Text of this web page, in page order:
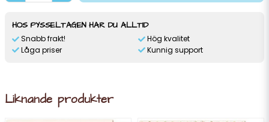
HOS PYSSELTAGEN HAR DU ALLTID
Snabb frakt!
Låga priser
Hög kvalitet
Kunnig support
Liknande produkter